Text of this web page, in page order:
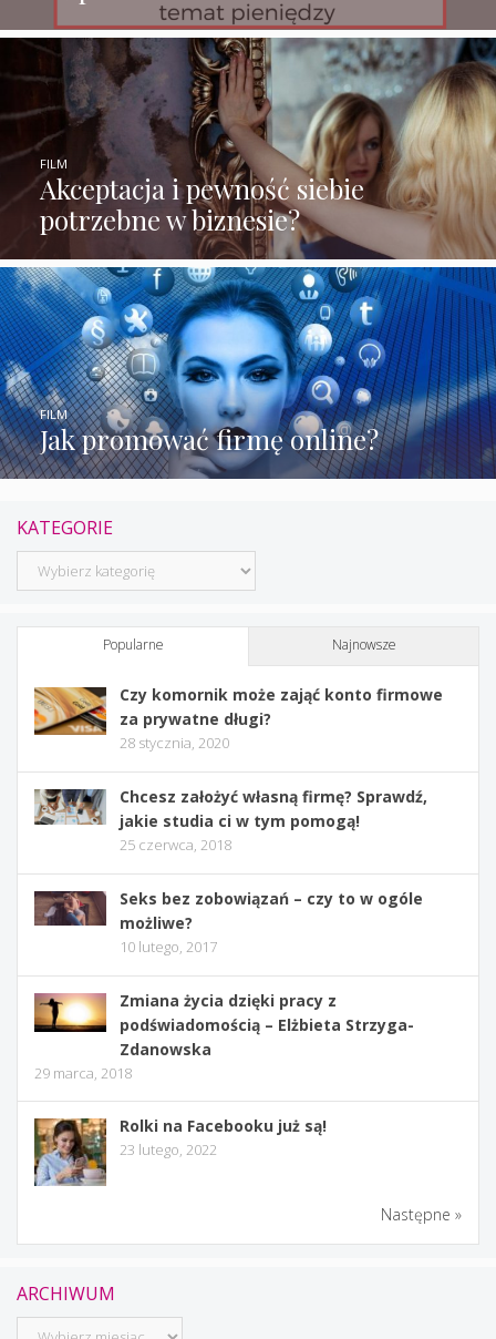
Akceptacja i pewność siebie
potrzebne w biznesie?
FILM
Jak promować firmę online?
FILM
KATEGORIE
Kategorie
Popularne Najnowsze
Czy komornik może zająć konto firmowe
za prywatne długi?
28 stycznia, 2020
Chcesz założyć własną firmę? Sprawdź,
jakie studia ci w tym pomogą!
25 czerwca, 2018
Seks bez zobowiązań – czy to w ogóle
możliwe?
10 lutego, 2017
Zmiana życia dzięki pracy z
podświadomością – Elżbieta Strzyga-
Zdanowska
29 marca, 2018
Rolki na Facebooku już są!
23 lutego, 2022
Następne »
ARCHIWUM
Archiwum